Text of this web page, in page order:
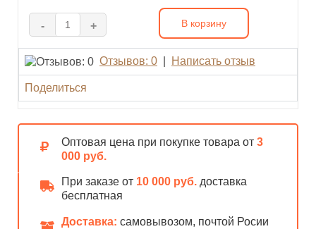
- + В корзину
Отзывов: 0 Написать отзыв
Поделиться
Оптовая цена при покупке товара от 3
000 руб.
При заказе от 10 000 руб. доставка
бесплатная
Доставка: самовывозом, почтой Росии